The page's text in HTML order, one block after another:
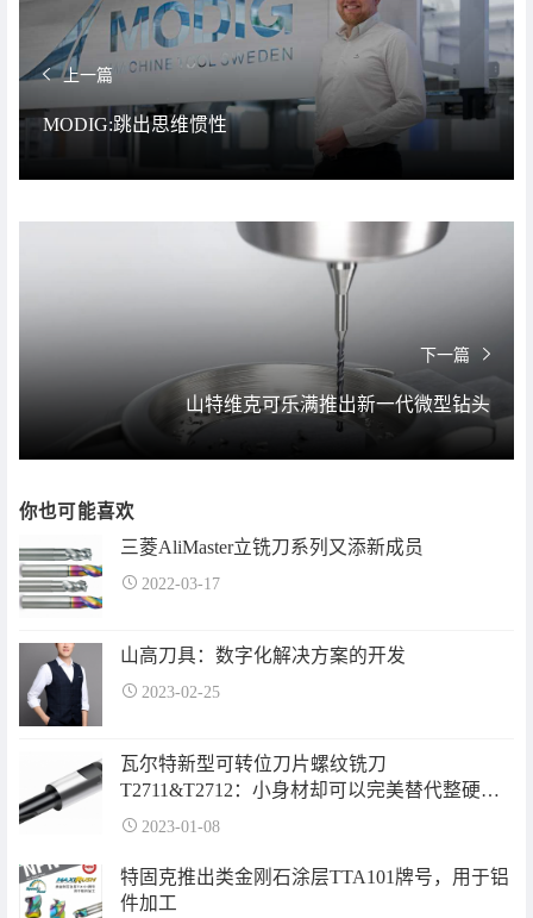
上一篇
MODIG:跳出思维惯性
下一篇
山特维克可乐满推出新一代微型钻头
你也可能喜欢
三菱AliMaster立铣刀系列又添新成员
2022-03-17
山高刀具：数字化解决方案的开发
2023-02-25
瓦尔特新型可转位刀片螺纹铣刀
T2711&T2712：小身材却可以完美替代整硬铣
刀
2023-01-08
特固克推出类金刚石涂层TTA101牌号，用于铝
件加工